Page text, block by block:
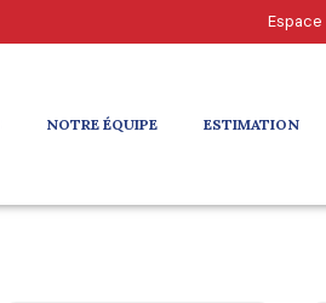
NOTRE ÉQUIPE ESTIMATION